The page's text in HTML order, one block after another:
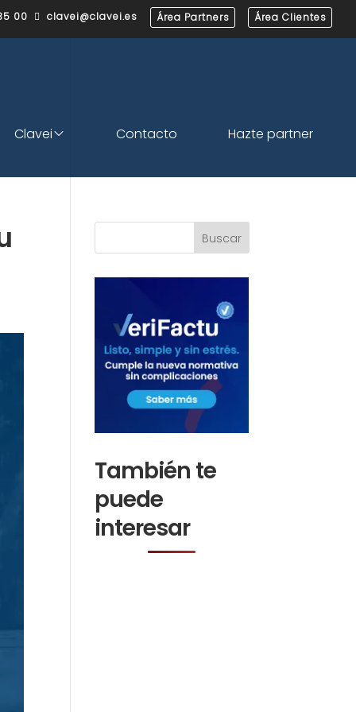
00  clavei@clavei.es Área Partners Área Clientes
Clavei Contacto Hazte partner
También te
puede
interesar